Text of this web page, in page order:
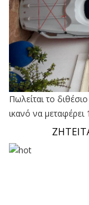
Πωλείται το
ικανό να μεταφέρει